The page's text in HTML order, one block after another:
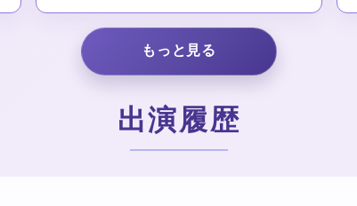
もっと見る
出演履歴